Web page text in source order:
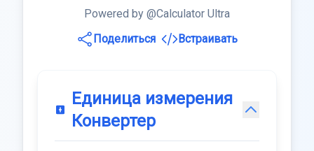
Powered by @Calculator Ultra
Поделиться
Встраивать
Единица измерения
Конвертер